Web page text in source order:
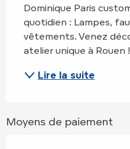
Dominique Paris
quotidien : Lampes,
vêtements. Venez
atelier unique à Rouen !
Lire la suite
Moyens de paiement